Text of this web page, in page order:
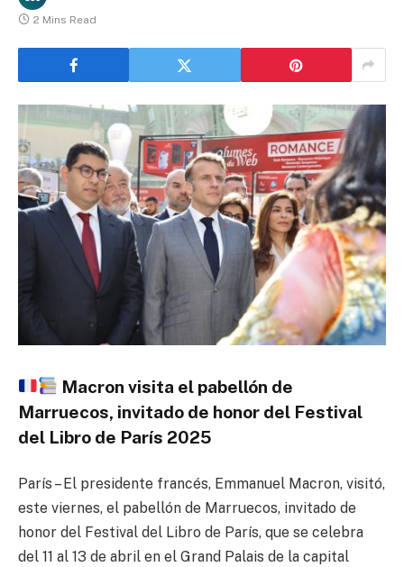
2 Mins Read
Macron visita el pabellón de
Marruecos, invitado de honor del Festival
del Libro de París 2025
París – El presidente francés, Emmanuel Macron, visitó,
este viernes, el pabellón de Marruecos, invitado de
honor del Festival del Libro de París, que se celebra
del 11 al 13 de abril en el Grand Palais de la capital